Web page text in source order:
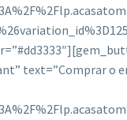
text=”Comprar o